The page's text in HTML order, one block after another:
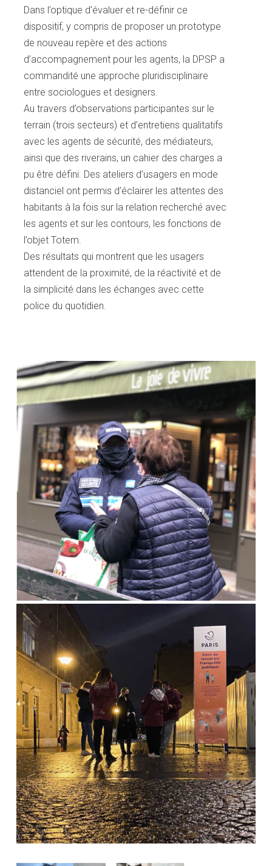
Dans l’optique d’évaluer et re-définir ce
dispositif, y compris de proposer un prototype
de nouveau repère et des actions
d’accompagnement pour les agents, la DPSP a
commandité une approche pluridisciplinaire
entre sociologues et designers.
Au travers d’observations participantes sur le
terrain (trois secteurs) et d’entretiens qualitatifs
avec les agents de sécurité, des médiateurs,
ainsi que des riverains, un cahier des charges a
pu être défini. Des ateliers d’usagers en mode
distanciel ont permis d’éclairer les attentes des
habitants à la fois sur la relation recherché avec
les agents et sur les contours, les fonctions de
l’objet Totem.
Des résultats qui montrent que les usagers
attendent de la proximité, de la réactivité et de
la simplicité dans les échanges avec cette
police du quotidien.